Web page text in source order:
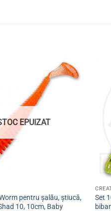
EPUIZAT
pentru șalău, știucă,
10, 10cm, Baby
Set